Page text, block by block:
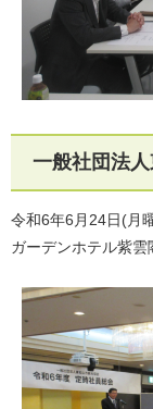
一般社団法
令和6年6月24日(月
ガーデンホテル紫雲